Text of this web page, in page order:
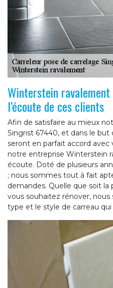
Winterstein
l’écoute de ces clients
Afin de satisfaire au mieux
Singrist 67440, et dans le but
seront en parfait accord avec
notre entreprise Winterstein
écoute. Doté de plusieurs
; nous sommes tout à fait
demandes. Quelle que soit
vous souhaitez rénover, nous
type et le style de carreau qui